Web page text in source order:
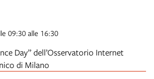
09:30 alle 16:30
Day” dell’Osservatorio Internet
di Milano